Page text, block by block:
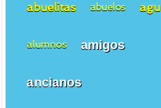
abuelitas abuelos
alumnos amigos
ancianos